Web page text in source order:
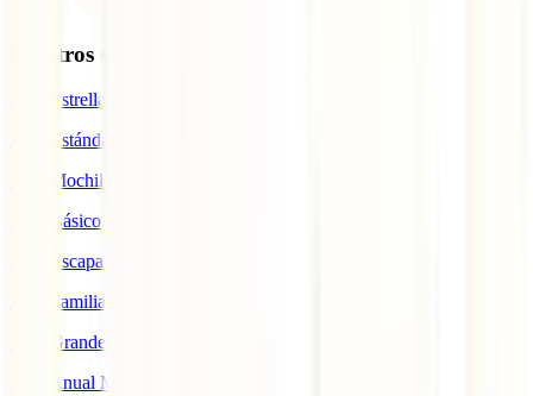
Nuestros seguros
IATI Estrella
IATI Estándar
IATI Mochilero
IATI Básico
IATI Escapadas
IATI Familia
IATI Grandes Viajeros
IATI Anual Multiviaje